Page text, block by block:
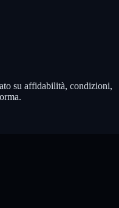
su affidabilità, condizioni,